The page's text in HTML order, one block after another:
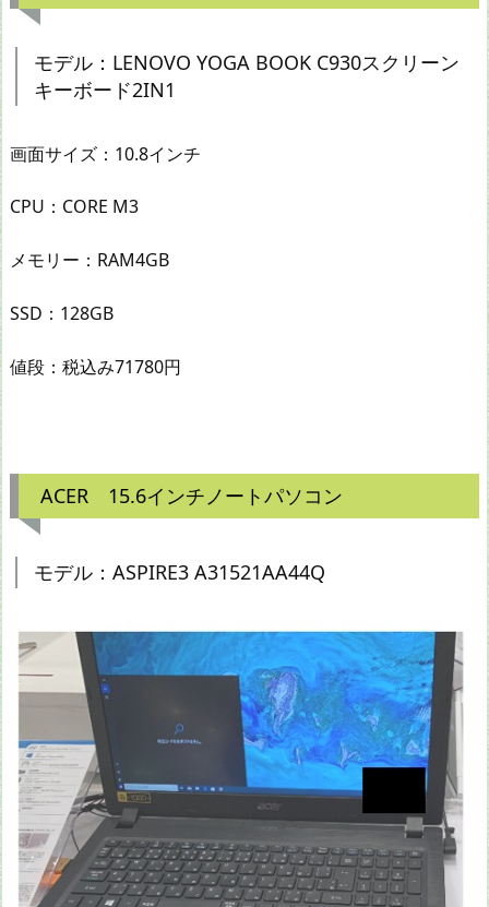
モデル：LENOVO YOGA BOOK C930スクリーン
キーボード2IN1
画面サイズ：10.8インチ
CPU：CORE M3
メモリー：RAM4GB
SSD：128GB
値段：税込み71780円
ACER 15.6インチノートパソコン
モデル：ASPIRE3 A31521AA44Q